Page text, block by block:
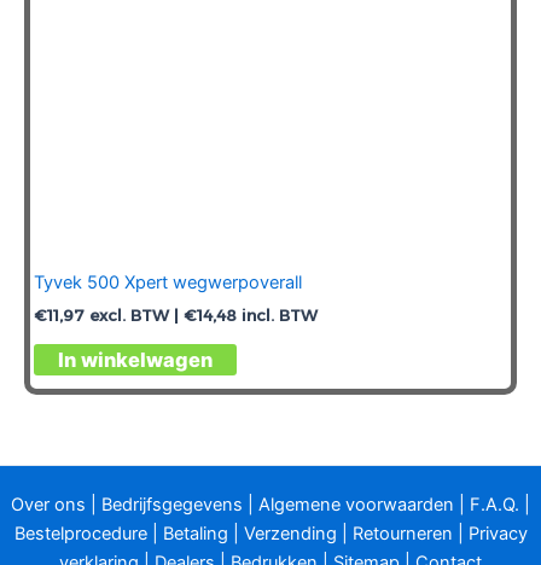
Tyvek 500 Xpert wegwerpoverall
€11,97 excl. BTW | €14,48 incl. BTW
In winkelwagen
Dit
product
variaties.
Deze
optie
kan
Over ons Bedrijfsgegevens Algemene voorwaarden F.A.Q.
Bestelprocedure| Betaling Verzending Retourneren
Privacy